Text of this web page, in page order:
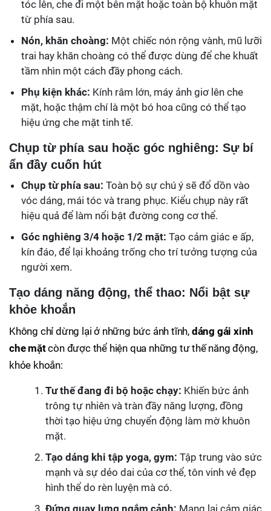
tóc lên, che đi một bên mặt hoặc toàn bộ khuôn mặt
từ phía sau.
Nón, khăn choàng: Một chiếc nón rộng vành, mũ lưỡi
trai hay khăn choàng có thể được dùng để che khuất
tầm nhìn một cách đầy phong cách.
Phụ kiện khác: Kính râm lớn, máy ảnh giơ lên che
mặt, hoặc thậm chí là một bó hoa cũng có thể tạo
hiệu ứng che mặt tinh tế.
Chụp từ phía sau hoặc góc nghiêng: Sự bí
ẩn đầy cuốn hút
Chụp từ phía sau: Toàn bộ sự chú ý sẽ đổ dồn vào
vóc dáng, mái tóc và trang phục. Kiểu chụp này rất
hiệu quả để làm nổi bật đường cong cơ thể.
Góc nghiêng 3/4 hoặc 1/2 mặt: Tạo cảm giác e ấp,
kín đáo, để lại khoảng trống cho trí tưởng tượng của
người xem.
Tạo dáng năng động, thể thao: Nổi bật sự
khỏe khoắn
Không chỉ dừng lại ở những bức ảnh tĩnh, dáng gái xinh
che mặtcòn được thể hiện qua những tư thế năng động,
khỏe khoắn:
Tư thế đang đi bộ hoặc chạy: Khiến bức ảnh
trông tự nhiên và tràn đầy năng lượng, đồng
thời tạo hiệu ứng chuyển động làm mờ khuôn
mặt.
Tạo dáng khi tập yoga, gym: Tập trung vào sức
mạnh và sự dẻo dai của cơ thể, tôn vinh vẻ đẹp
hình thể do rèn luyện mà có.
Đứng quay lưng ngắm cảnh: Mang lại cảm giác